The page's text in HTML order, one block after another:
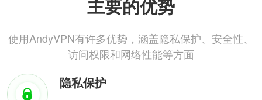
主要的优势
使用AndyVPN有许多优势，涵盖隐私保护、安全性、
访问权限和网络性能等方面
隐私保护